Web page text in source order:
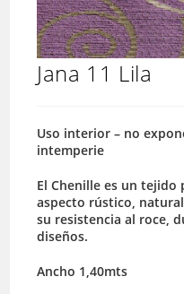
Jana 11 Lila
Uso interior – no
intemperie
El Chenille es un tejido
aspecto rústico,
su resistencia al roce,
diseños.
Ancho 1,40mts